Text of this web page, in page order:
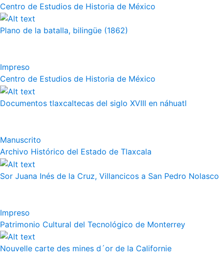
Centro de Estudios de Historia de México
Plano de la batalla, bilingüe (1862)
Impreso
Centro de Estudios de Historia de México
Documentos tlaxcaltecas del siglo XVIII en náhuatl
Manuscrito
Archivo Histórico del Estado de Tlaxcala
Sor Juana Inés de la Cruz, Villancicos a San Pedro Nolasco
Impreso
Patrimonio Cultural del Tecnológico de Monterrey
Nouvelle carte des mines d´or de la Californie